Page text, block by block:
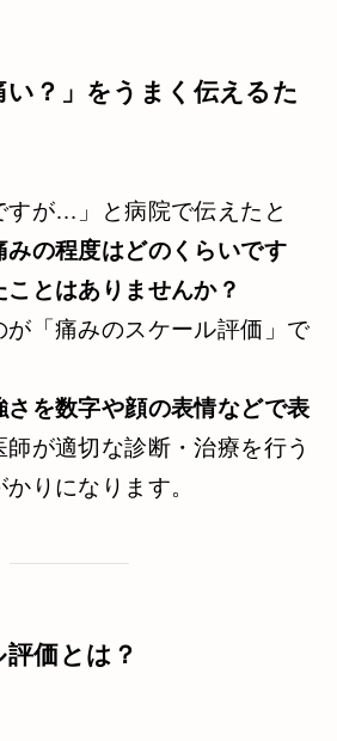
い？」をうまく伝えるた
すが…」と病院で伝えたと
みの程度はどのくらいです
とはありませんか？
が「痛みのスケール評価」で
さを数字や顔の表情などで表
師が適切な診断・治療を行う
りになります。
価とは？